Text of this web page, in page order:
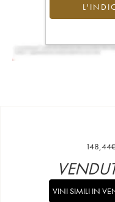
148,44
VINI SIMILI IN